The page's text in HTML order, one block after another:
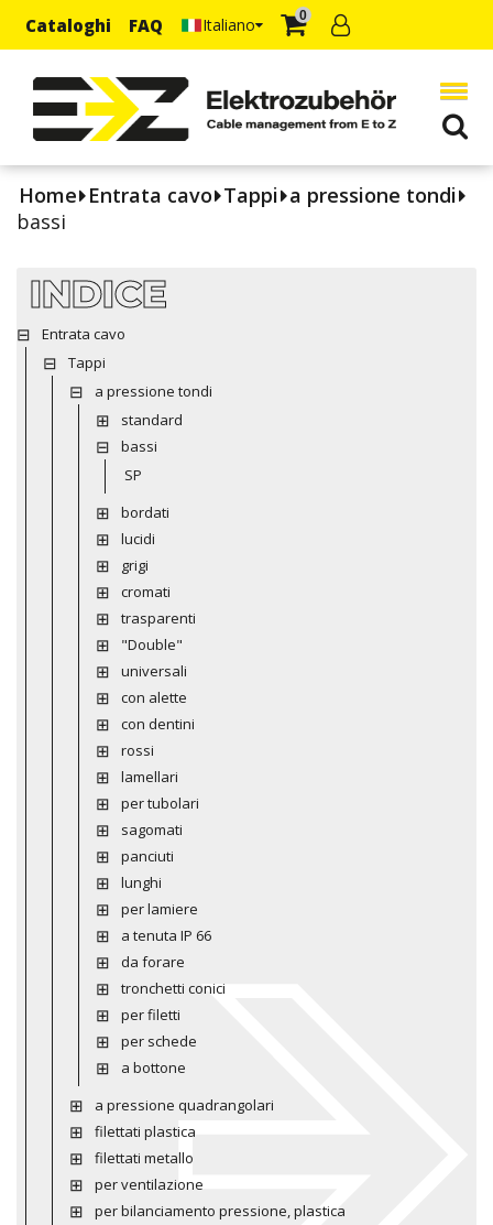
Cataloghi FAQ Italiano 0
Home Entrata cavo Tappi a pressione tondi
bassi
INDICE
Entrata cavo
Tappi
a pressione tondi
standard
bassi
SP
bordati
lucidi
grigi
cromati
trasparenti
"Double"
universali
con alette
con dentini
rossi
lamellari
per tubolari
sagomati
panciuti
lunghi
per lamiere
a tenuta IP 66
da forare
tronchetti conici
per filetti
per schede
a bottone
a pressione quadrangolari
filettati plastica
filettati metallo
per ventilazione
per bilanciamento pressione, plastica